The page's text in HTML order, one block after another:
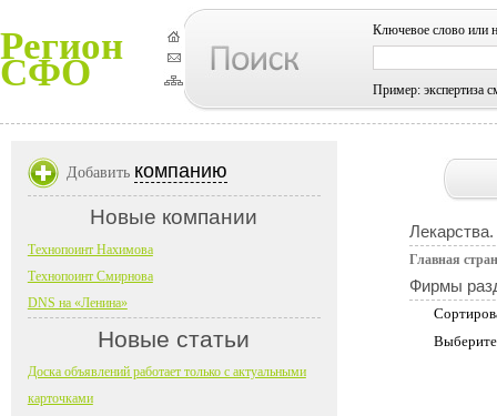
Регион
СФО
Ключевое слово или
Пример: экспертиза
Главная
Фирмы
Добавить компанию
Новые компании
Технопоинт Нахимова
Технопоинт Смирнова
DNS на «Ленина»
Новые статьи
Доска объявлений работает только с актуальными
карточками